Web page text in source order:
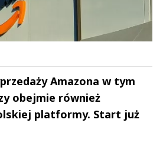
Amazona w tym
obejmie również
platformy. Start już